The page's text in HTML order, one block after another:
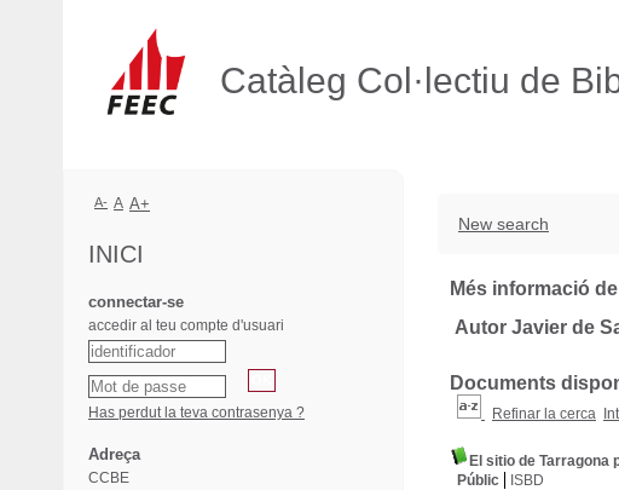
Catàleg Col·lectiu de
New search
Més informació
Autor Javier de
Documents
Refinar la cerca
El sitio de Tarragona
Públic
ISBD
A- A A+
INICI
connectar-se
accedir al teu compte d'usuari
Has perdut la teva contrasenya ?
Adreça
CCBE